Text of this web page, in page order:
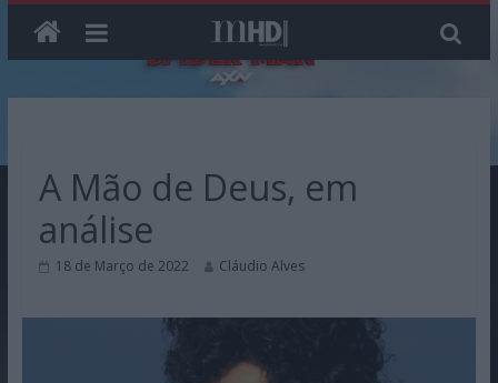
contentA Mão de Deus, em
análise
18 de Março de 2022 Cláudio Alves